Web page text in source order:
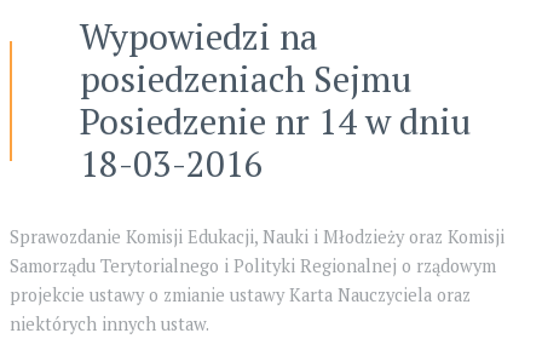
Wypowiedzi na
posiedzeniach Sejmu
Posiedzenie nr 14 w dniu
18-03-2016
Sprawozdanie Komisji Edukacji, Nauki i Młodzieży oraz Komisji
Samorządu Terytorialnego i Polityki Regionalnej o rządowym
projekcie ustawy o zmianie ustawy Karta Nauczyciela oraz
niektórych innych ustaw.